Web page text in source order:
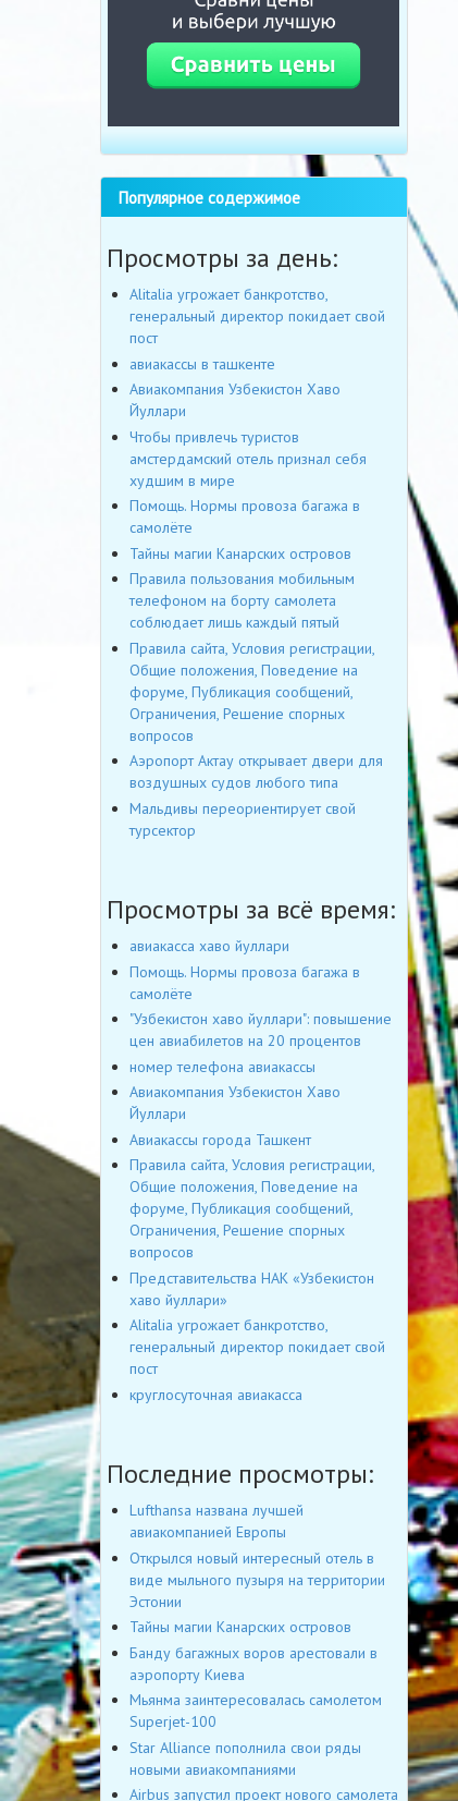
Популярное содержимое
Просмотры за день:
Alitalia угрожает банкротство,
генеральный директор покидает свой
пост
авиакассы в ташкенте
Авиакомпания Узбекистон Хаво
Йуллари
Чтобы привлечь туристов
амстердамский отель признал себя
худшим в мире
Помощь. Нормы провоза багажа в
самолёте
Тайны магии Канарских островов
Правила пользования мобильным
телефоном на борту самолета
соблюдает лишь каждый пятый
Правила сайта, Условия регистрации,
Общие положения, Поведение на
форуме, Публикация сообщений,
Ограничения, Решение спорных
вопросов
Аэропорт Актау открывает двери для
воздушных судов любого типа
Мальдивы переориентирует свой
турсектор
Просмотры за всё время:
авиакасса хаво йуллари
Помощь. Нормы провоза багажа в
самолёте
"Узбекистон хаво йуллари": повышение
цен авиабилетов на 20 процентов
номер телефона авиакассы
Авиакомпания Узбекистон Хаво
Йуллари
Авиакассы города Ташкент
Правила сайта, Условия регистрации,
Общие положения, Поведение на
форуме, Публикация сообщений,
Ограничения, Решение спорных
вопросов
Представительства НАК «Узбекистон
хаво йуллари»
Alitalia угрожает банкротство,
генеральный директор покидает свой
пост
круглосуточная авиакасса
Последние просмотры:
Lufthansa названа лучшей
авиакомпанией Европы
Открылся новый интересный отель в
виде мыльного пузыря на территории
Эстонии
Тайны магии Канарских островов
Банду багажных воров арестовали в
аэропорту Киева
Мьянма заинтересовалась самолетом
Superjet-100
Star Alliance пополнила свои ряды
новыми авиакомпаниями
Airbus запустил проект нового самолета